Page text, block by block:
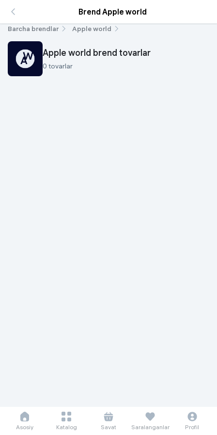
Brend Apple world
Barcha brendlar Apple world
Apple world brend tovarlar
0 tovarlar
Asosiy Katalog Savat Saralanganlar Profil